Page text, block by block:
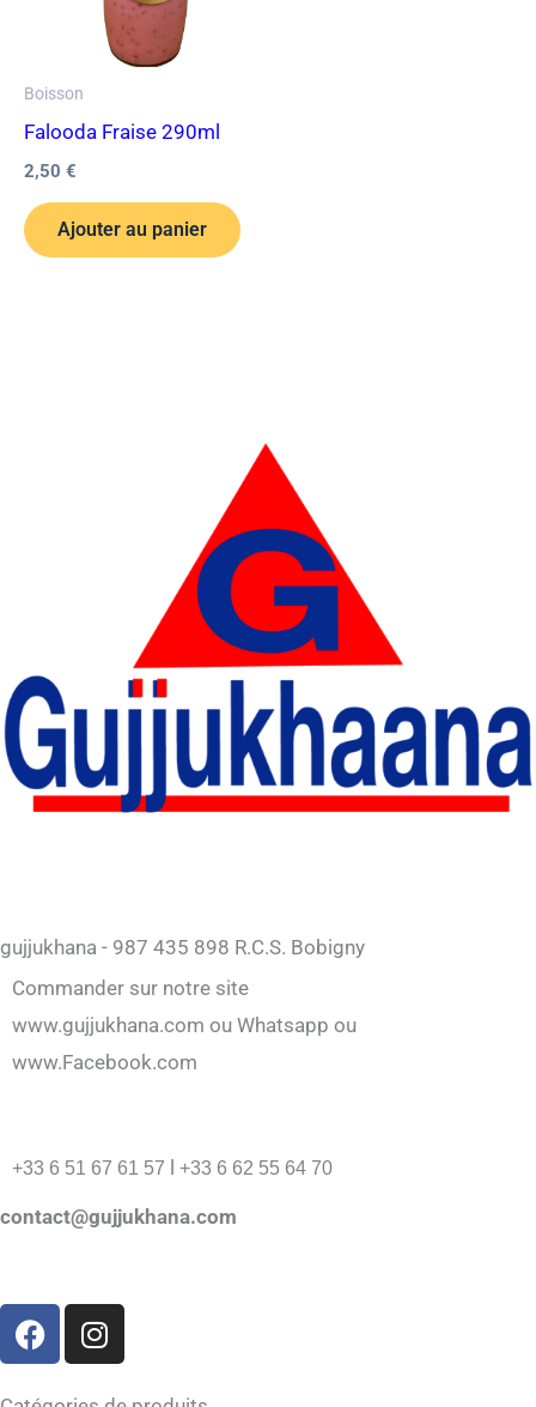
Boisson
Falooda Fraise 290ml
2,50 €
Ajouter au panier
gujjukhana - 987 435 898 R.C.S. Bobigny
Commander sur notre site
www.gujjukhana.com ou Whatsapp ou
www.Facebook.com
+33 6 51 67 61 57 l +33 6 62 55 64 70
contact@gujjukhana.com
F
a
I
n